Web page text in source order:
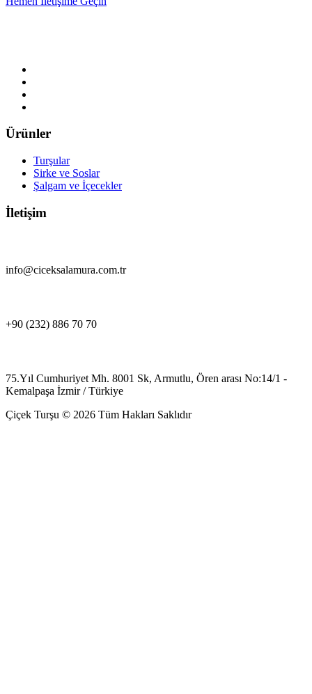
Ürünler
Turşular
Sirke ve Soslar
Şalgam ve İçecekler
İletişim
info@ciceksalamura.com.tr
+90 (232) 886 70 70
75.Yıl Cumhuriyet Mh. 8001 Sk, Armutlu, Ören arası No:14/1 -
Kemalpaşa İzmir / Türkiye
Çiçek Turşu © 2026 Tüm Hakları Saklıdır